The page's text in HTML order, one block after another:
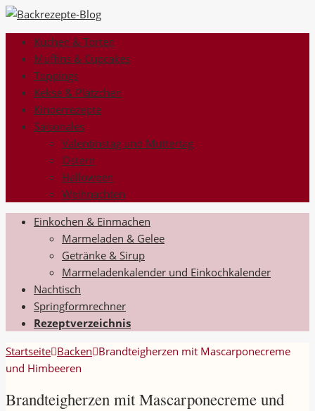
Kuchen & Torten
Muffins & Cupcakes
Toppings
Kekse & Plätzchen
Kinderrezepte
Saisonales
Valentinstag und Muttertag
Ostern
Halloween
Weihnachten
Einkochen & Einmachen
Marmeladen & Gelee
Getränke & Sirup
Marmeladenkalender und Einkochkalender
Nachtisch
Springformrechner
Rezeptverzeichnis
Startseite Backen Brandteigherzen mit Mascarponecreme
und Himbeeren
Brandteigherzen mit Mascarponecreme und